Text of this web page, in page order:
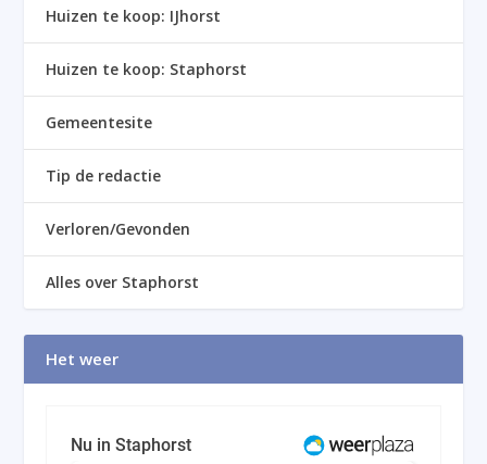
Huizen te koop: IJhorst
Huizen te koop: Staphorst
Gemeentesite
Tip de redactie
Verloren/Gevonden
Alles over Staphorst
Het weer